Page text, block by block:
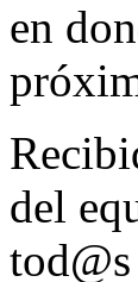
en
del